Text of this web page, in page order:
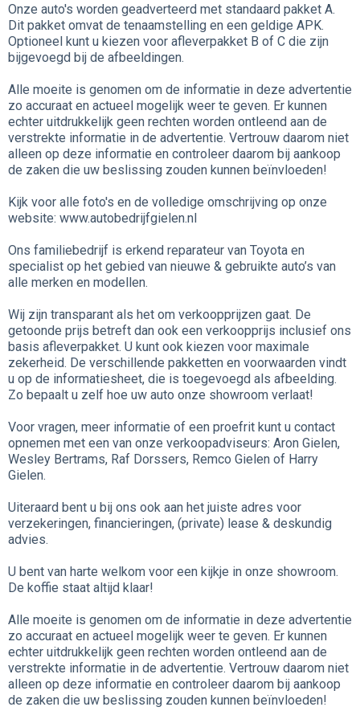
Onze auto's worden geadverteerd met standaard pakket A.
Dit pakket omvat de tenaamstelling en een geldige APK.
Optioneel kunt u kiezen voor afleverpakket B of C die zijn
bijgevoegd bij de afbeeldingen.
Alle moeite is genomen om de informatie in deze advertentie
zo accuraat en actueel mogelijk weer te geven. Er kunnen
echter uitdrukkelijk geen rechten worden ontleend aan de
verstrekte informatie in de advertentie. Vertrouw daarom niet
alleen op deze informatie en controleer daarom bij aankoop
de zaken die uw beslissing zouden kunnen beïnvloeden!
Kijk voor alle foto's en de volledige omschrijving op onze
website: www.autobedrijfgielen.nl
Ons familiebedrijf is erkend reparateur van Toyota en
specialist op het gebied van nieuwe & gebruikte auto’s van
alle merken en modellen.
Wij zijn transparant als het om verkoopprijzen gaat. De
getoonde prijs betreft dan ook een verkoopprijs inclusief ons
basis afleverpakket. U kunt ook kiezen voor maximale
zekerheid. De verschillende pakketten en voorwaarden vindt
u op de informatiesheet, die is toegevoegd als afbeelding.
Zo bepaalt u zelf hoe uw auto onze showroom verlaat!
Voor vragen, meer informatie of een proefrit kunt u contact
opnemen met een van onze verkoopadviseurs: Aron Gielen,
Wesley Bertrams, Raf Dorssers, Remco Gielen of Harry
Gielen.
Uiteraard bent u bij ons ook aan het juiste adres voor
verzekeringen, financieringen, (private) lease & deskundig
advies.
U bent van harte welkom voor een kijkje in onze showroom.
De koffie staat altijd klaar!
Alle moeite is genomen om de informatie in deze advertentie
zo accuraat en actueel mogelijk weer te geven. Er kunnen
echter uitdrukkelijk geen rechten worden ontleend aan de
verstrekte informatie in de advertentie. Vertrouw daarom niet
alleen op deze informatie en controleer daarom bij aankoop
de zaken die uw beslissing zouden kunnen beïnvloeden!